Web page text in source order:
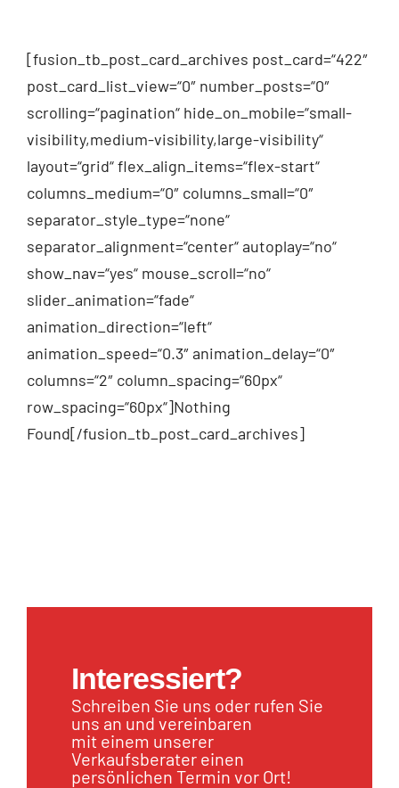
[fusion_tb_post_card_archives post_card=“422″
post_card_list_view=“0″ number_posts=“0″
scrolling=“pagination“ hide_on_mobile=“small-
visibility,medium-visibility,large-visibility“
layout=“grid“ flex_align_items=“flex-start“
columns_medium=“0″ columns_small=“0″
separator_style_type=“none“
separator_alignment=“center“ autoplay=“no“
show_nav=“yes“ mouse_scroll=“no“
slider_animation=“fade“
animation_direction=“left“
animation_speed=“0.3″ animation_delay=“0″
columns=“2″ column_spacing=“60px“
row_spacing=“60px“]Nothing
Found[/fusion_tb_post_card_archives]
Interessiert?
Schreiben Sie uns oder rufen Sie
uns an und vereinbaren
mit einem unserer
Verkaufsberater einen
persönlichen Termin vor Ort!